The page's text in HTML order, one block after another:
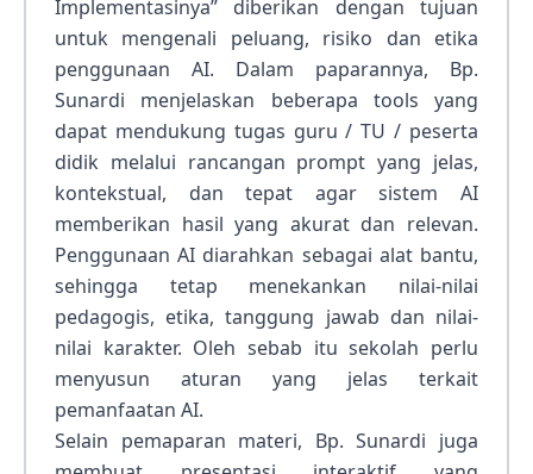
Implementasinya” diberikan dengan tujuan
untuk mengenali peluang, risiko dan etika
penggunaan AI. Dalam paparannya, Bp.
Sunardi menjelaskan beberapa tools yang
dapat mendukung tugas guru / TU / peserta
didik melalui rancangan prompt yang jelas,
kontekstual, dan tepat agar sistem AI
memberikan hasil yang akurat dan relevan.
Penggunaan AI diarahkan sebagai alat bantu,
sehingga tetap menekankan nilai-nilai
pedagogis, etika, tanggung jawab dan nilai-
nilai karakter. Oleh sebab itu sekolah perlu
menyusun aturan yang jelas terkait
pemanfaatan AI.
Selain pemaparan materi, Bp. Sunardi juga